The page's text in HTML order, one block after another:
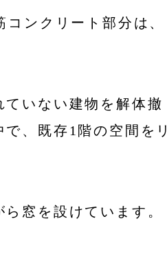
ンクリート部分は、
いない建物を解体撤
、既存1階の空間をリ
窓を設けています。